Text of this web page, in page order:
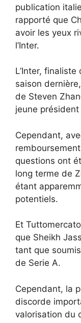
publication
rapporté que
avoir les yeux
l’Inter.
L’Inter,
saison
de Steven
jeune président
Cependant,
questions ont
long terme de
étant
potentiels.
Et
que Sheikh
tant que
de Serie A.
Cependant, la
discorde
valorisation du